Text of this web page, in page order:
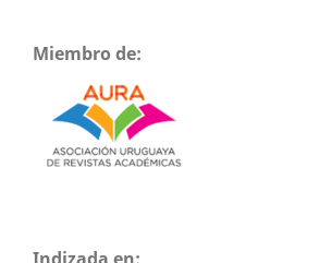
Miembro de: